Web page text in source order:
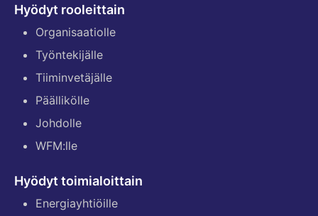
Hyödyt rooleittain
Organisaatiolle
Työntekijälle
Tiiminvetäjälle
Päällikölle
Johdolle
WFM:lle
Hyödyt toimialoittain
Energiayhtiöille